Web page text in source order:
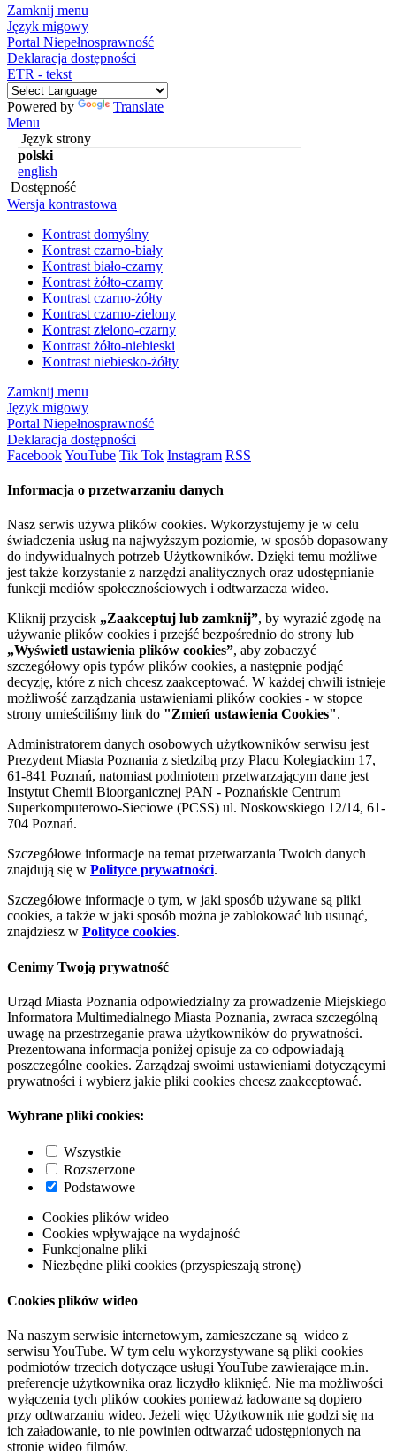
Zamknij menu
Język migowy
Portal Niepełnosprawność
Deklaracja dostępności
ETR - tekst
Powered by
Translate
Menu
Język strony
polski
english
Dostępność
Wersja kontrastowa
Kontrast domyślny
Kontrast czarno-biały
Kontrast biało-czarny
Kontrast żółto-czarny
Kontrast czarno-żółty
Kontrast czarno-zielony
Kontrast zielono-czarny
Kontrast żółto-niebieski
Kontrast niebiesko-żółty
Zamknij menu
Język migowy
Portal Niepełnosprawność
Deklaracja dostępności
FacebookYouTube Tik Tok Instagram RSS
Informacja o przetwarzaniu danych
Nasz serwis używa plików cookies. Wykorzystujemy je w celu
świadczenia usług na najwyższym poziomie, w sposób dopasowany
do indywidualnych potrzeb Użytkowników. Dzięki temu możliwe
jest także korzystanie z narzędzi analitycznych oraz udostępnianie
funkcji mediów społecznościowych i odtwarzacza wideo.
Kliknij przycisk „Zaakceptuj lub zamknij”, by wyrazić zgodę na
używanie plików cookies i przejść bezpośrednio do strony lub
„Wyświetl ustawienia plików cookies”, aby zobaczyć
szczegółowy opis typów plików cookies, a następnie podjąć
decyzję, które z nich chcesz zaakceptować. W każdej chwili istnieje
możliwość zarządzania ustawieniami plików cookies - w stopce
strony umieściliśmy link do "Zmień ustawienia Cookies".
Administratorem danych osobowych użytkowników serwisu jest
Prezydent Miasta Poznania z siedzibą przy Placu Kolegiackim 17,
61-841 Poznań, natomiast podmiotem przetwarzającym dane jest
Instytut Chemii Bioorganicznej PAN - Poznańskie Centrum
Superkomputerowo-Sieciowe (PCSS) ul. Noskowskiego 12/14, 61-
704 Poznań.
Szczegółowe informacje na temat przetwarzania Twoich danych
znajdują się w Polityce prywatności.
Szczegółowe informacje o tym, w jaki sposób używane są pliki
cookies, a także w jaki sposób można je zablokować lub usunąć,
znajdziesz w Polityce cookies.
Cenimy Twoją prywatność
Urząd Miasta Poznania odpowiedzialny za prowadzenie Miejskiego
Informatora Multimedialnego Miasta Poznania, zwraca szczególną
uwagę na przestrzeganie prawa użytkowników do prywatności.
Prezentowana informacja poniżej opisuje za co odpowiadają
poszczególne cookies. Zarządzaj swoimi ustawieniami dotyczącymi
prywatności i wybierz jakie pliki cookies chcesz zaakceptować.
Wybrane pliki cookies:
Wszystkie
Rozszerzone
Podstawowe
Cookies plików wideo
Cookies wpływające na wydajność
Funkcjonalne pliki
Niezbędne pliki cookies (przyspieszają stronę)
Cookies plików wideo
Na naszym serwisie internetowym, zamieszczane są wideo z
serwisu YouTube. W tym celu wykorzystywane są pliki cookies
podmiotów trzecich dotyczące usługi YouTube zawierające m.in.
preferencje użytkownika oraz liczydło kliknięć. Nie ma możliwości
wyłączenia tych plików cookies ponieważ ładowane są dopiero
przy odtwarzaniu wideo. Jeżeli więc Użytkownik nie godzi się na
ich załadowanie, to nie powinien odtwarzać udostępnionych na
stronie wideo filmów.